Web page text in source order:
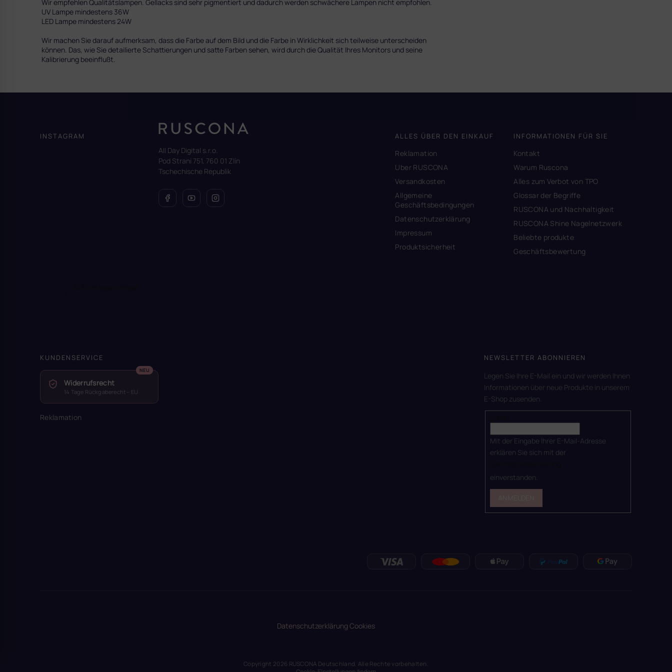
Wir empfehlen Qualitätslampen. Gellacks sind sehr pigmentiert und dadurch werden schwächere Lampen nicht empfohlen.
UV Lampe mindestens 36W
LED Lampe mindestens 24W
Wir machen Sie darauf aufmerksam, dass die Farbe auf dem Bild und die Farbe in Wirklichkeit sich teilweise unterscheiden
können. Das, wie Sie detailierte Schattierungen und satte Farben sehen, wird durch die Qualität Ihres Monitors und seine
Kalibrierung beeinflußt.
e
INSTAGRAM
All Day Digital s.r.o.
Pod Strani 751, 760 01 Zlín
Tschechische Republik
ALLES ÜBER DEN EINKAUF
Reklamation
Uber RUSCONA
Versandkosten
Allgemeine
Geschäftsbedingungen
Datenschutzerklärung
Impressum
Produktsicherheit
INFORMATIONEN FÜR SIE
Kontakt
Warum Ruscona
Alles zum Verbot von TPO
Glossar der Begriffe
RUSCONA und Nachhaltigkeit
RUSCONA Shine Nagelnetzwerk
Beliebte produkte
Geschäftsbewertung
KUNDENSERVICE
Widerrufsrecht
14 Tage Rückgaberecht – EU
Reklamation
NEWSLETTER ABONNIEREN
Legen Sie Ihre E-Mail ein und wir werden Ihnen
Informationen über neue Produkte in unserem
E-Shop zusenden.
Mit der Eingabe Ihrer E-Mail-Adresse
erklären Sie sich mit der
einverstanden.
DatenschutzerklärungCookies
Copyright 2026 RUSCONA Deutschland. Alle Rechte vorbehalten.